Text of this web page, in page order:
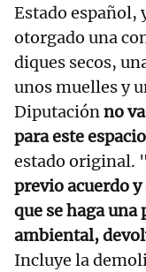
Estado español,
otorgado una
diques secos,
unos muelles y
Diputaciónno
para este espacio
estado original. "
previo acuerdo
que se haga
ambiental,
Incluye la